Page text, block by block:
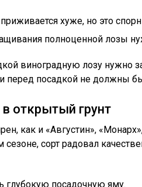
хуже, но это
полноценной лозы
виноградную лозу нужно
перед посадкой не должны
открытый грунт
как и «Августин»,
сезоне, сорт радовал
глубокую посадочную яму.